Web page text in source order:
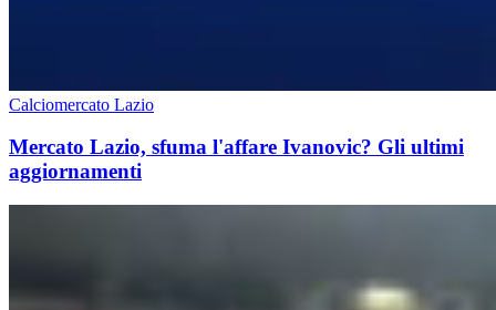
Calciomercato Lazio
Mercato Lazio, sfuma l'affare Ivanovic? Gli ultimi
aggiornamenti